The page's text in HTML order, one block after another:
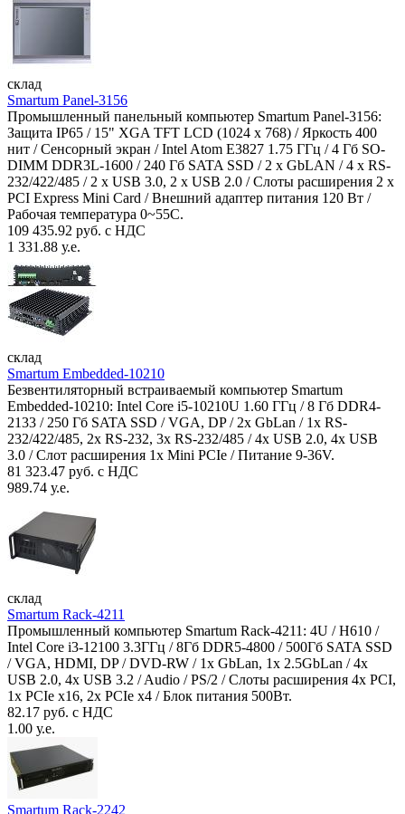
склад
Smartum Panel-3156
Промышленный панельный компьютер Smartum Panel-3156:
Защита IP65 / 15" XGA TFT LCD (1024 x 768) / Яркость 400
нит / Сенсорный экран / Intel Atom E3827 1.75 ГГц / 4 Гб SO-
DIMM DDR3L-1600 / 240 Гб SATA SSD / 2 x GbLAN / 4 x RS-
232/422/485 / 2 x USB 3.0, 2 x USB 2.0 / Слоты расширения 2 x
PCI Express Mini Card / Внешний адаптер питания 120 Вт /
Рабочая температура 0~55C.
109 435.92 руб. с НДС
1 331.88 у.е.
склад
Smartum Embedded-10210
Безвентиляторный встраиваемый компьютер Smartum
Embedded-10210: Intel Core i5-10210U 1.60 ГГц / 8 Гб DDR4-
2133 / 250 Гб SATA SSD / VGA, DP / 2х GbLan / 1х RS-
232/422/485, 2x RS-232, 3x RS-232/485 / 4x USB 2.0, 4х USB
3.0 / Слот расширения 1x Mini PCIe / Питание 9-36V.
81 323.47 руб. с НДС
989.74 у.е.
склад
Smartum Rack-4211
Промышленный компьютер Smartum Rack-4211: 4U / H610 /
Intel Core i3-12100 3.3ГГц / 8Гб DDR5-4800 / 500Гб SATA SSD
/ VGA, HDMI, DP / DVD-RW / 1x GbLan, 1x 2.5GbLan / 4x
USB 2.0, 4x USB 3.2 / Audio / PS/2 / Слоты расширения 4x PCI,
1x PCIe x16, 2x PCIe x4 / Блок питания 500Вт.
82.17 руб. с НДС
1.00 у.е.
Smartum Rack-2242